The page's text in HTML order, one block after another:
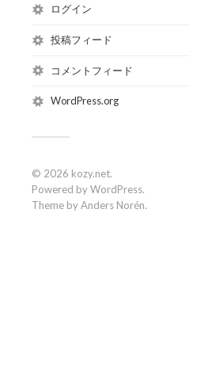
ログイン
投稿フィード
コメントフィード
WordPress.org
© 2026 kozy.net.
Powered byWordPress.
Theme byAnders Norén.